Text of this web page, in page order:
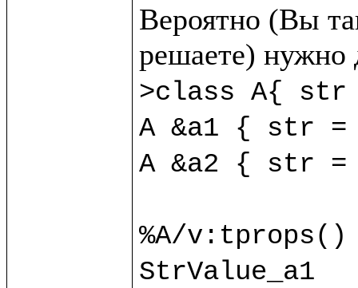
Вероятно (Вы
>class A{
A &a1 { str
A &a2 { str
%A/v:tprops()
StrValue_a1